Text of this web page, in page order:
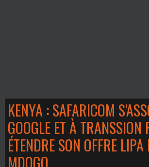
KENYA : SAFARICOM
GOOGLE ET À TRANSSION
ÉTENDRE SON OFFRE
MDOGO